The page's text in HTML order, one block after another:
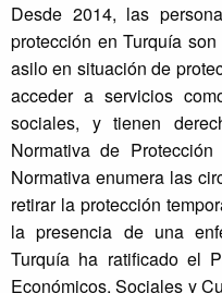
Desde 2014, las
protección en Turquía
asilo en situación de
acceder a servicios
sociales, y tienen
Normativa de
Normativa enumera las
retirar la protección
la presencia de una
Turquía ha ratificado el
Económicos, Sociales y